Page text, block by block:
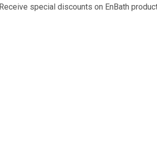
Receive special discounts on EnBath